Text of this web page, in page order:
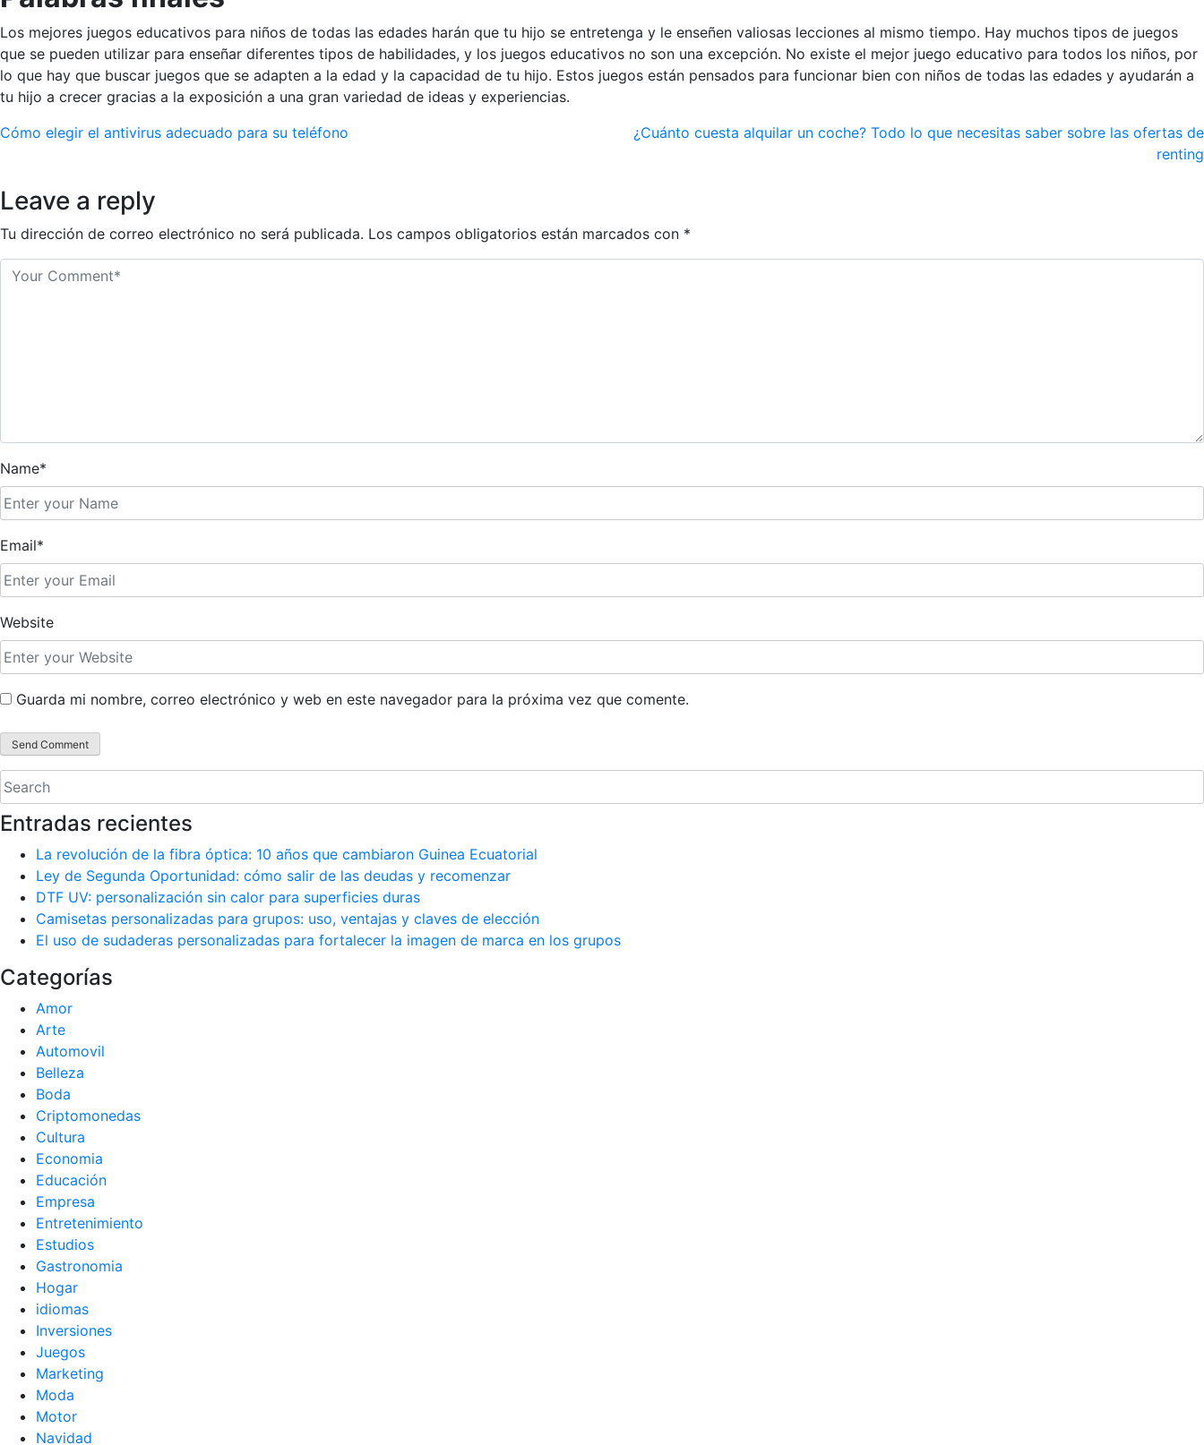
Los mejores juegos educativos para niños de todas las edades harán que tu hijo se entretenga y le enseñen valiosas lecciones al mismo tiempo. Hay muchos tipos de juegos
que se pueden utilizar para enseñar diferentes tipos de habilidades, y los juegos educativos no son una excepción. No existe el mejor juego educativo para todos los niños, por
lo que hay que buscar juegos que se adapten a la edad y la capacidad de tu hijo. Estos juegos están pensados para funcionar bien con niños de todas las edades y ayudarán a
tu hijo a crecer gracias a la exposición a una gran variedad de ideas y experiencias.
Navegación
entradas
Cómo elegir el antivirus adecuado para su teléfono
¿Cuánto cuesta alquilar un coche? Todo lo que necesitas saber sobre las ofertas de
renting
Leave a reply
Tu dirección de correo electrónico no será publicada. Los campos obligatorios están marcados con *
Name*
Email*
Website
Guarda mi nombre, correo electrónico y web en este navegador para la próxima vez que comente.
Entradas recientes
La revolución de la fibra óptica: 10 años que cambiaron Guinea Ecuatorial
Ley de Segunda Oportunidad: cómo salir de las deudas y recomenzar
DTF UV: personalización sin calor para superficies duras
Camisetas personalizadas para grupos: uso, ventajas y claves de elección
El uso de sudaderas personalizadas para fortalecer la imagen de marca en los grupos
Categorías
Amor
Arte
Automovil
Belleza
Boda
Criptomonedas
Cultura
Economia
Educación
Empresa
Entretenimiento
Estudios
Gastronomia
Hogar
idiomas
Inversiones
Juegos
Marketing
Moda
Motor
Navidad